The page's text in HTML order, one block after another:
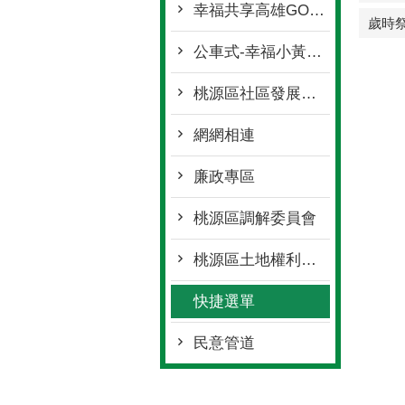
幸福共享高雄GO-桃源區幸福巴士2.0專區
公車式-幸福小黃專區
桃源區社區發展協會名冊
網網相連
廉政專區
桃源區調解委員會
桃源區土地權利審查委員會
快捷選單
民意管道
歲時